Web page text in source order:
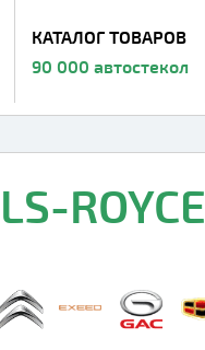
КАТАЛОГ ТОВАРОВ
90 000 автостекол
ROYCE